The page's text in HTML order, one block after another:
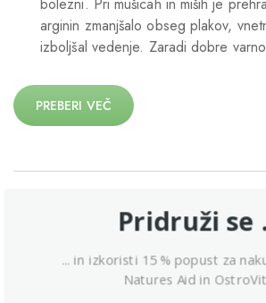
bolezni. Pri mušicah in miših je
arginin zmanjšalo obseg plakov,
izboljšal vedenje. Zaradi dobre
PREBERI VEČ
Pridruži se
... in izkoristi 15 % popust za
Natures Aid in